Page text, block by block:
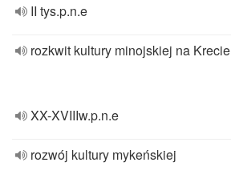
II tys.p.n.e
rozkwit kultury minojskiej na Krecie
XX-XVIIIw.p.n.e
rozwój kultury mykeńskiej